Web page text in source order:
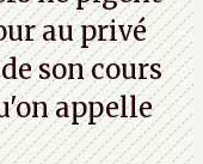
au privé
son cours
appelle